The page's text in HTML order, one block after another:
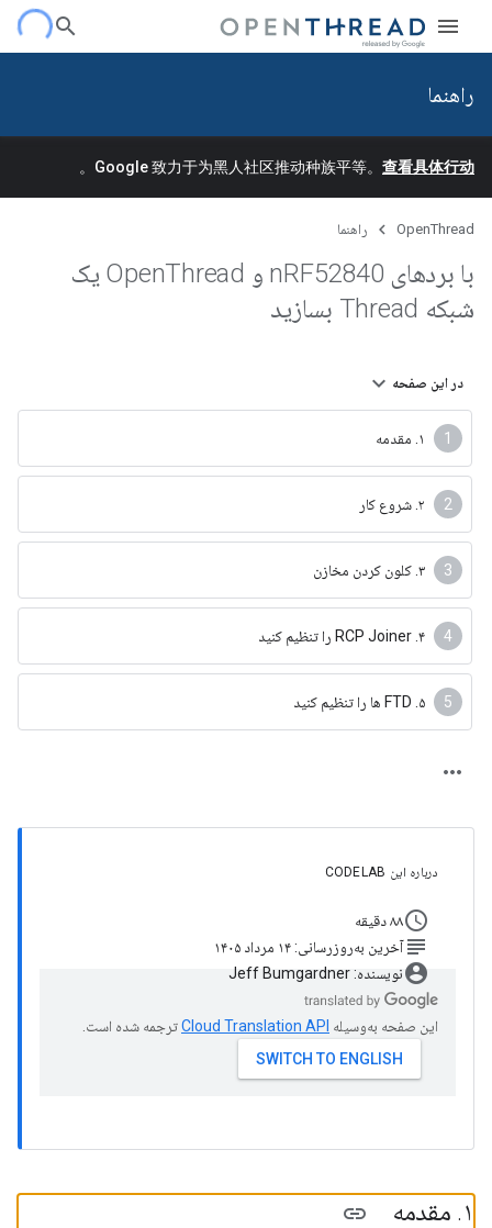
راهنما
Google 致力于为黑人社区推动种族平等。 查看具体行动
。
OpenThread راهنما
با بردهای n RF52840 و Open
Thread یک
شبکه Thread بسازید
در این صفحه
۱. مقدمه
۲. شروع کار
۳. کلون کردن مخازن
۴. RCP Joiner را تنظیم کنید
۵. FTD ها را تنظیم کنید
درباره این CODELAB
schedule۸۸ دقیقه
subjectآخرین به‌روزرسانی: ۱۴ مرداد ۱۴۰۵
account_circleنویسنده: Jeff Bumgardner
این صفحه به‌وسیله ترجمه شده است.
۱. مقدمه